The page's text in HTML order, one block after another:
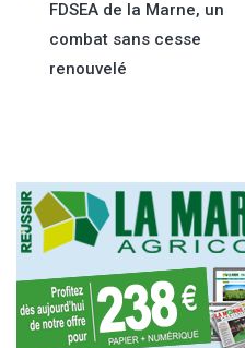
de
FDSEA de la Marne, un
combat sans cesse
renouvelé